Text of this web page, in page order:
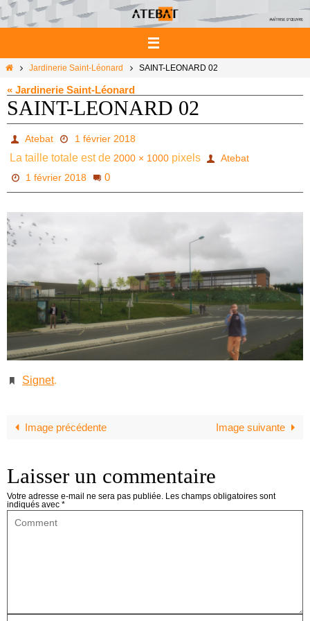
Passer
vers
le
HomeJardinerie Saint-Léonard SAINT-LEONARD 02
« Jardinerie Saint-Léonard
SAINT-LEONARD 02
Atebat 1 février 2018
La taille totale est de 2000 × 1000 pixels
Atebat
1 février 2018
0
Signet.
Image précédente Image suivante
Laisser un commentaire
Votre adresse e-mail ne sera pas publiée. Les champs obligatoires sont
indiqués avec *